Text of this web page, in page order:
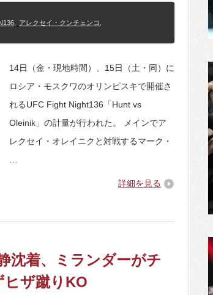
アレクセイ・クンチェンコ
14日（金・現地時間）、15日（土・同）に
ロシア・モスクワのオリンピスキで開催さ
れるUFC Fight Night136「Hunt vs
Oleinik」の計量が行われた。 メインでア
レクセイ・オレイニクと対戦するマーク・
詳細を見る
沈着、ミランダーがチ
ザ蹴りKO